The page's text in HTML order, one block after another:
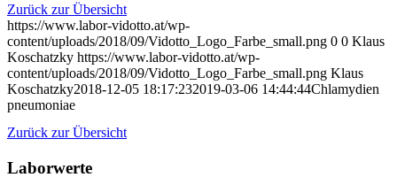
Zurück zur Übersicht
https://www.labor-vidotto.at/wp-
content/uploads/2018/09/Vidotto_Logo_Farbe_small.png 0 0 Klaus
Koschatzky https://www.labor-vidotto.at/wp-
content/uploads/2018/09/Vidotto_Logo_Farbe_small.png Klaus
Koschatzky2018-12-05 18:17:232019-03-06 14:44:44Chlamydien
pneumoniae
Zurück zur Übersicht
Laborwerte